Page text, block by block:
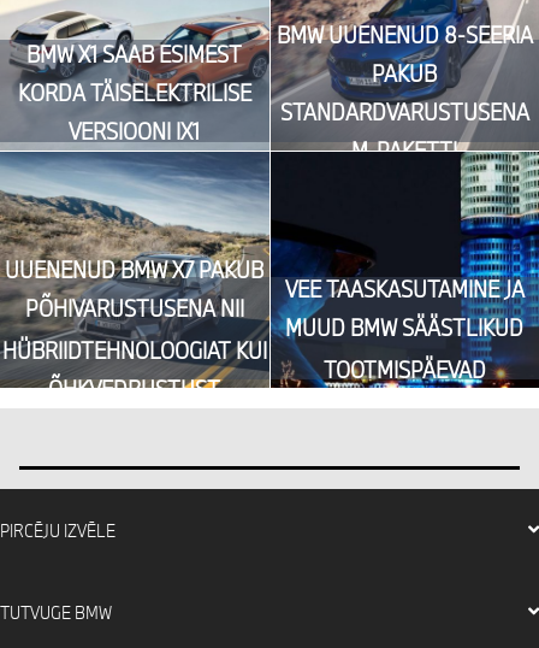
BMW X1 SAAB ESIMEST
KORDA TÄISELEKTRILISE
VERSIOONI IX1
UUENENUD BMW X7 PAKUB
PÕHIVARUSTUSENA NII
HÜBRIIDTEHNOLOOGIAT KUI
ÕHKVEDRUSTUST
BMW UUENENUD 8-SEERIA
PAKUB
STANDARDVARUSTUSENA
M-PAKETTI
VEE TAASKASUTAMINE JA
MUUD BMW SÄÄSTLIKUD
TOOTMISPÄEVAD
PIRCĒJU IZVĒLE
Proovisõidu
TUTVUGE BMW